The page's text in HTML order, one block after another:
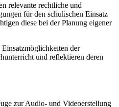
relevante rechtliche und
für den schulischen Einsatz
diese bei der Planung eigener
der
und reflektieren deren
zur Audio- und Videoerstellung